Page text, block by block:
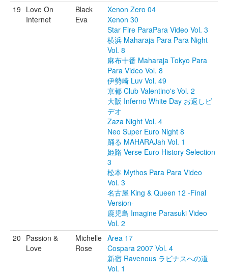
19 Love On
Internet
Black
Eva
Xenon Zero 04
Xenon 30
Star Fire ParaPara Video Vol. 3
横浜 Maharaja Para Para Night
Vol. 8
麻布十番 Maharaja Tokyo Para
Para Video Vol. 8
伊勢崎 Luv Vol. 49
京都 Club Valentino's Vol. 2
大阪 Inferno White Day お返しビ
デオ
Zaza Night Vol. 4
Neo Super Euro Night 8
踊る MAHARAJah Vol. 1
姫路 Verse Euro History Selection
3
松本 Mythos Para Para Video
Vol. 3
名古屋 King & Queen 12 -Final
Version-
鹿児島 Imagine Parasuki Video
Vol. 2
20 Passion &
Love
Michelle
Rose
Area 17
Cospara 2007 Vol. 4
新宿 Ravenous ラビナスへの道
Vol. 1